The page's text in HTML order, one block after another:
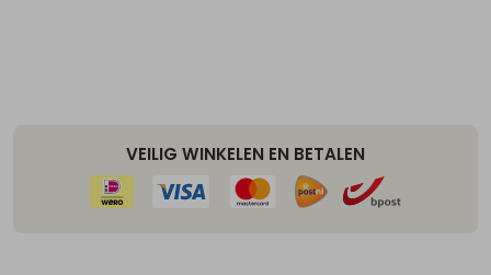
VEILIG WINKELEN EN BETALEN